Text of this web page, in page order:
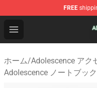
FREE
Open menu
Adolescence Shop
ホーム/Adolescence アク
Adolescence ノートブック